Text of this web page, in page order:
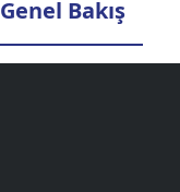
Genel Bakış